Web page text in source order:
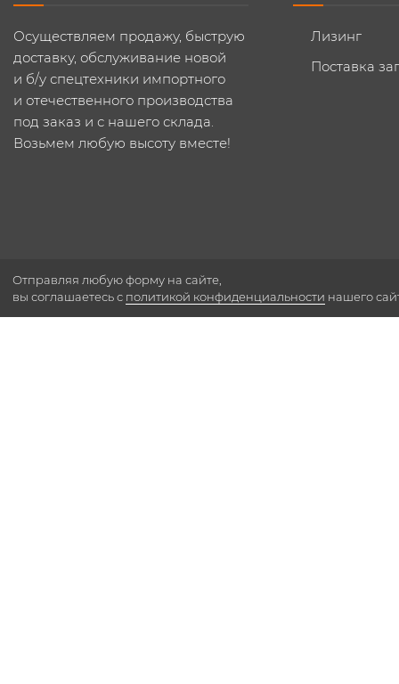
Осуществляем продажу, быструю
доставку, обслуживание новой
и б/у спецтехники импортного
и отечественного производства
под заказ и с нашего склада.
Возьмем любую высоту вместе!
Лизинг
Поставка
Отправляя любую форму на сайте,
вы соглашаетесь с политикой конфиденциальности нашего